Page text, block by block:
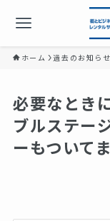
ホーム 過去のお知らせ
必要なとき
ブルステー
ーもついてま